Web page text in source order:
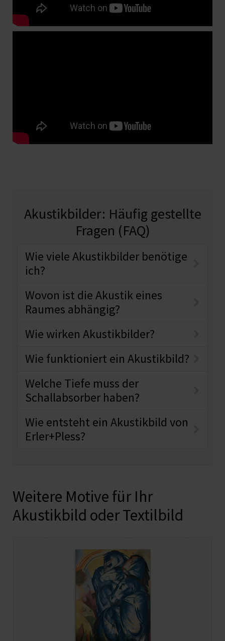
Akustikbilder: Häufig gestellte
Fragen (FAQ)
Wie viele Akustikbilder benötige
ich?
Wovon ist die Akustik eines
Raumes abhängig?
Wie wirken Akustikbilder?
Wie funktioniert ein Akustikbild?
Welche Tiefe muss der
Schallabsorber haben?
Wie entsteht ein Akustikbild von
Erler+Pless?
Weitere Motive für Ihr
Akustikbild oder Textilbild